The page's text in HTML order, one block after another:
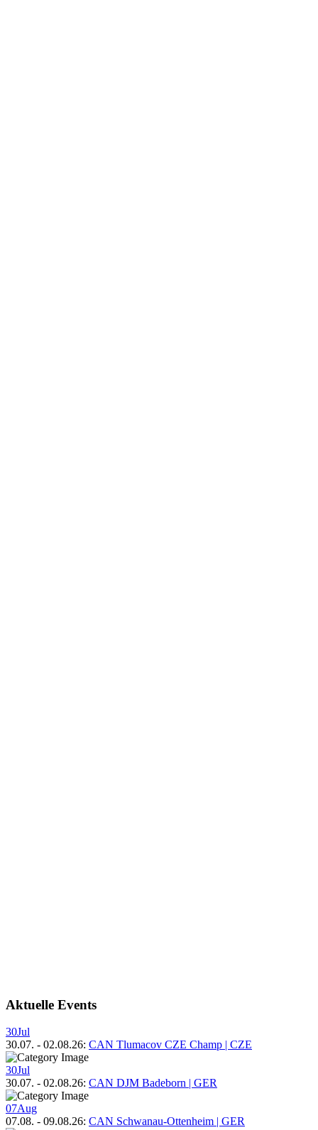
Aktuelle Events
30Jul
30.07. - 02.08.26: CAN Tlumacov CZE Champ | CZE
30Jul
30.07. - 02.08.26: CAN DJM Badeborn | GER
07Aug
07.08. - 09.08.26: CAN Schwanau-Ottenheim | GER